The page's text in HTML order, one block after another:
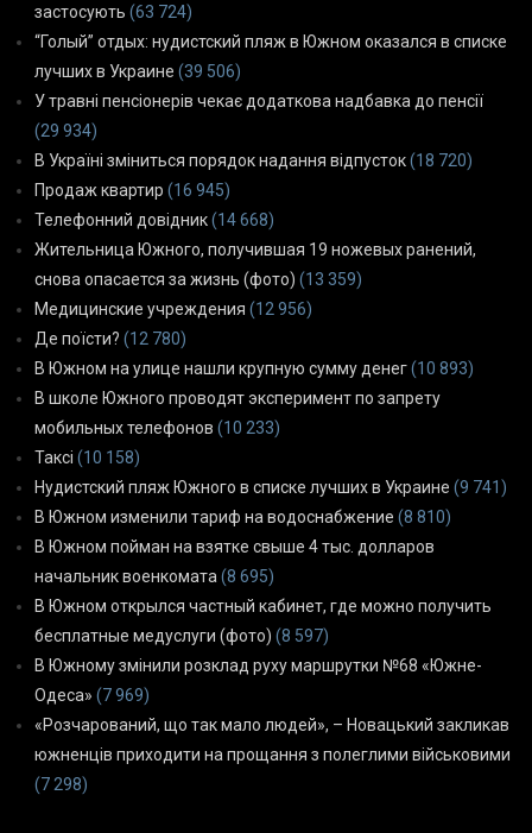
застосують (63 724)
“Голый” отдых: нудистский пляж в Южном оказался в списке
лучших в Украине (39 506)
У травні пенсіонерів чекає додаткова надбавка до пенсії
(29 934)
В Україні зміниться порядок надання відпусток(18 720)
Продаж квартир (16 945)
Телефонний довідник(14 668)
Жительница Южного, получившая 19 ножевых ранений,
снова опасается за жизнь (фото) (13 359)
Медицинские учреждения (12 956)
Де поїсти? (12 780)
В Южном на улице нашли крупную сумму денег(10 893)
В школе Южного проводят эксперимент по запрету
мобильных телефонов (10 233)
Таксі (10 158)
Нудистский пляж Южного в списке лучших в Украине (9 741)
В Южном изменили тариф на водоснабжение (8 810)
В Южном пойман на взятке свыше 4 тыс. долларов
начальник военкомата (8 695)
В Южном открылся частный кабинет, где можно получить
бесплатные медуслуги (фото) (8 597)
В Южному змінили розклад руху маршрутки №68 «Южне-
Одеса» (7 969)
«Розчарований, що так мало людей», – Новацький закликав
южненців приходити на прощання з полеглими військовими
(7 298)